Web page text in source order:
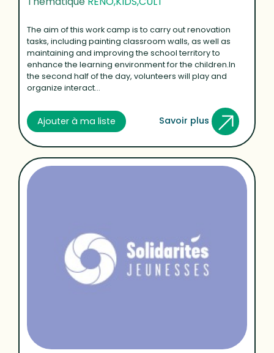
The aim of this work camp is to carry out renovation
tasks, including painting classroom walls, as well as
maintaining and improving the school territory to
enhance the learning environment for the children.In
the second half of the day, volunteers will play and
organize interact...
Ajouter à ma liste Savoir plus